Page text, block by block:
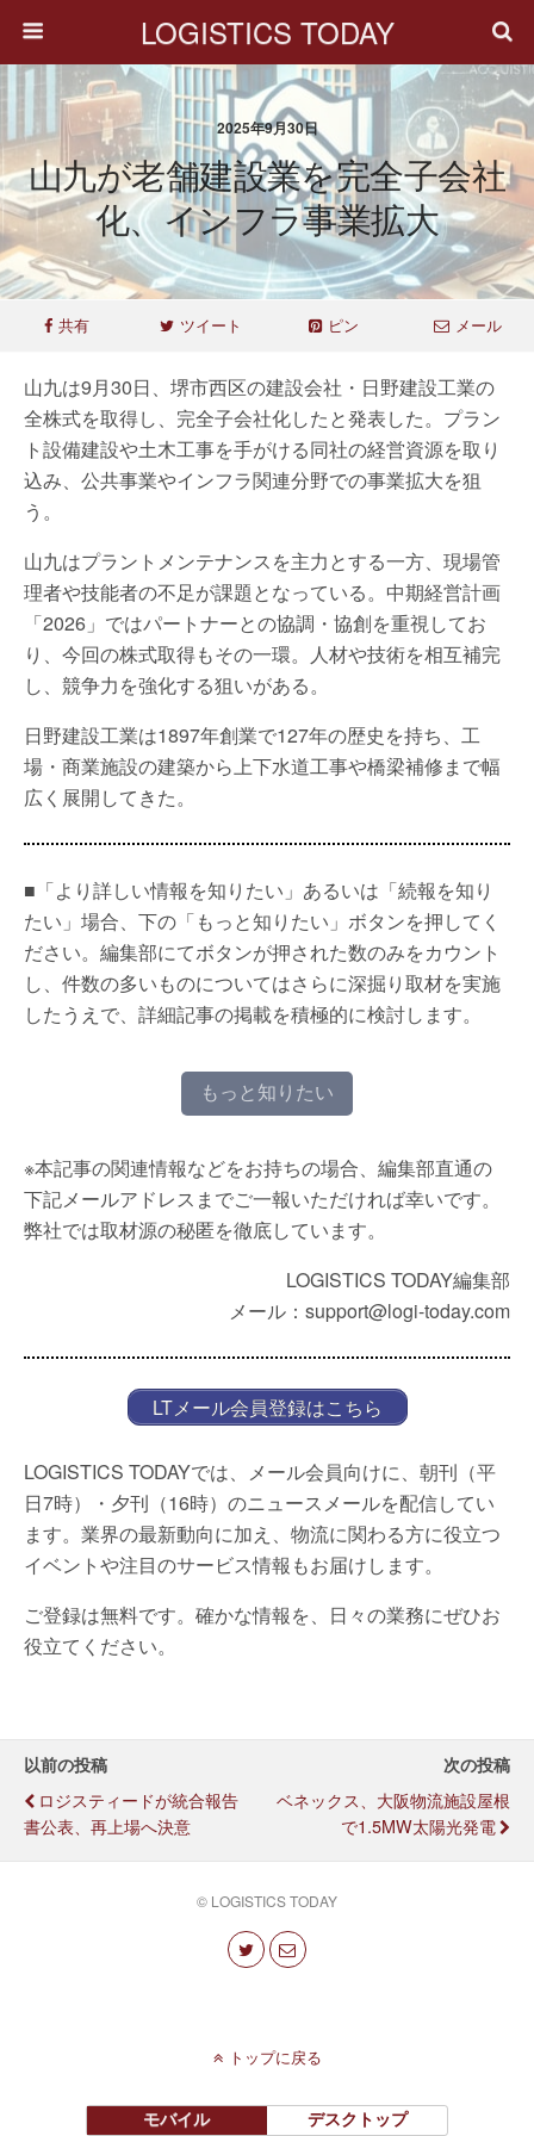
LOGISTICS TODAY
2025年9月30日
山九が老舗建設業を完全子会社
化、インフラ事業拡大
共有 ツイート ピン メール
山九は9月30日、堺市西区の建設会社・日野建設工業の
全株式を取得し、完全子会社化したと発表した。プラン
ト設備建設や土木工事を手がける同社の経営資源を取り
込み、公共事業やインフラ関連分野での事業拡大を狙
う。
山九はプラントメンテナンスを主力とする一方、現場管
理者や技能者の不足が課題となっている。中期経営計画
「2026」ではパートナーとの協調・協創を重視してお
り、今回の株式取得もその一環。人材や技術を相互補完
し、競争力を強化する狙いがある。
日野建設工業は1897年創業で127年の歴史を持ち、工
場・商業施設の建築から上下水道工事や橋梁補修まで幅
広く展開してきた。
■「より詳しい情報を知りたい」あるいは「続報を知り
たい」場合、下の「もっと知りたい」ボタンを押してく
ださい。編集部にてボタンが押された数のみをカウント
し、件数の多いものについてはさらに深掘り取材を実施
したうえで、詳細記事の掲載を積極的に検討します。
もっと知りたい
※本記事の関連情報などをお持ちの場合、編集部直通の
下記メールアドレスまでご一報いただければ幸いです。
弊社では取材源の秘匿を徹底しています。
LOGISTICS TODAY編集部
メール：support@logi-today.com
LTメール会員登録はこちら
LOGISTICS TODAYでは、メール会員向けに、朝刊（平
日7時）・夕刊（16時）のニュースメールを配信してい
ます。業界の最新動向に加え、物流に関わる方に役立つ
イベントや注目のサービス情報もお届けします。
ご登録は無料です。確かな情報を、日々の業務にぜひお
役立てください。
以前の投稿
ロジスティードが統合報告
書公表、再上場へ決意
次の投稿
ベネックス、大阪物流施設屋根
で1.5MW太陽光発電
© LOGISTICS TODAY
トップに戻る
モバイル デスクトップ